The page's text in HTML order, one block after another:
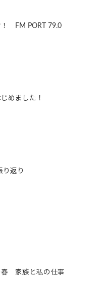
！ FM PORT 79.0
めました！
り返り
春 家族と私の仕事